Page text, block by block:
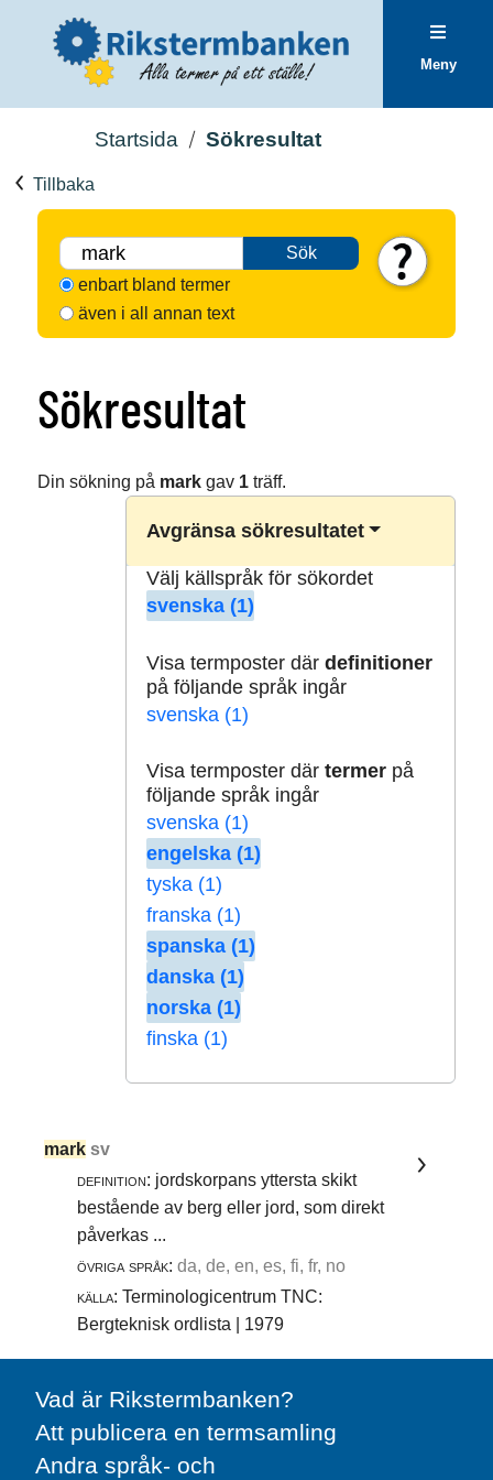
Meny
Startsida Sökresultat
Tillbaka
Sök
enbart bland termer
även i all annan text
Sökresultat
Din sökning på markgav 1träff.
Avgränsa sökresultatet
Välj källspråk för sökordet
svenska (1)
Visa termposter där definitioner
på följande språk ingår
svenska (1)
Visa termposter där termerpå
följande språk ingår
svenska (1)
engelska (1)
tyska (1)
franska (1)
spanska (1)
danska (1)
norska (1)
finska (1)
mark sv
definition: jordskorpans yttersta skikt
bestående av berg eller jord, som direkt
påverkas ...
övriga språk: da, de, en, es, fi, fr, no
källa: Terminologicentrum TNC:
Bergteknisk ordlista | 1979
Vad är Rikstermbanken?
Att publicera en termsamling
Andra språk- och